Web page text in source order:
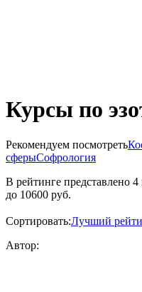
Курсы по
Рекомендуем посмотреть
сферыСофрология
В рейтинге представлено 4
до 10600 руб.
Сортировать:Лучший
Автор: